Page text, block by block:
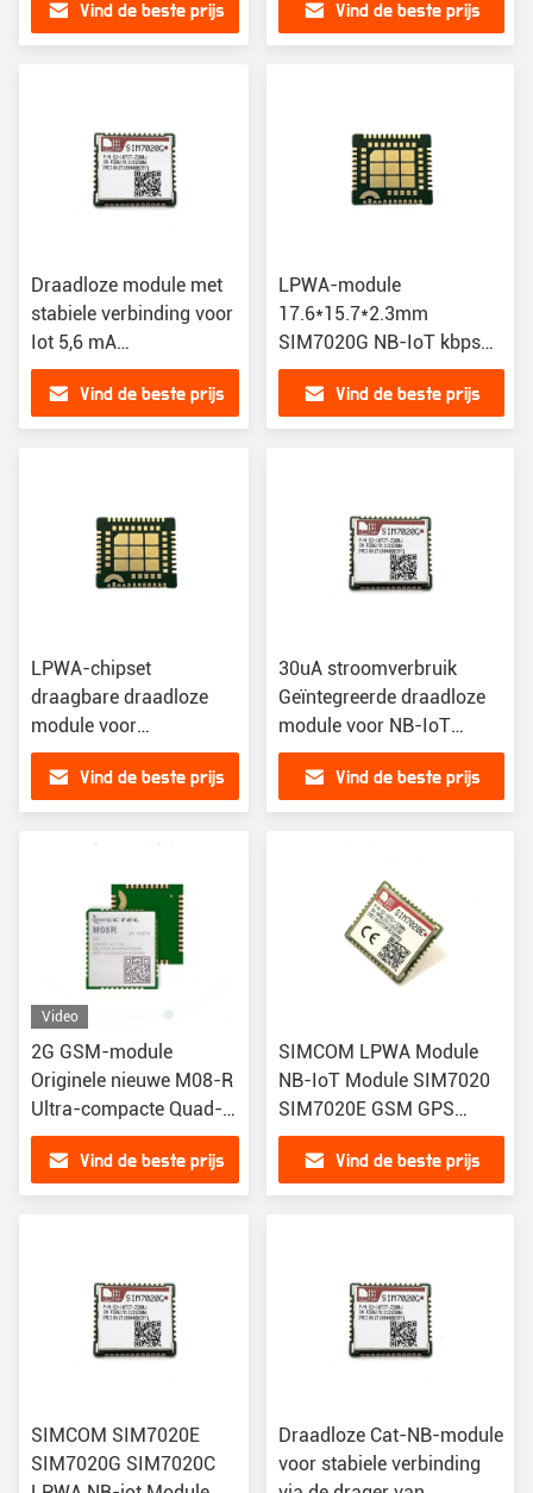
Vind de beste prijs Vind de beste prijs
Draadloze module met
stabiele verbinding voor
Iot 5,6 mA
stroomverbruik
Vind de beste prijs
LPWA-module
17.6*15.7*2.3mm
SIM7020G NB-IoT kbps
126 DL /150 UL voor
toepassingen
Vind de beste prijs
LPWA-chipset
draagbare draadloze
module voor
RoHSREACHIMDACE
RED ATEXTIMDeutsche
TelekomVodafone
Vind de beste prijs
30uA stroomverbruik
Geïntegreerde draadloze
module voor NB-IoT
SIM7020E
Vind de beste prijs
Video
2G GSM-module
Originele nieuwe M08-R
Ultra-compacte Quad-
band GSM/GPRS-
module M08R
M08RMA-04-STD
Vind de beste prijs
SIMCOM LPWA Module
NB-IoT Module SIM7020
SIM7020E GSM GPS
GPRS Modules SIM7020C
SIM7020GVind de beste prijs
SIMCOM SIM7020E
SIM7020G SIM7020C
Draadloze Cat-NB-module
voor stabiele verbinding